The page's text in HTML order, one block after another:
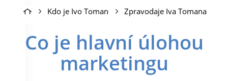
Kdo je Ivo Toman Zpravodaje Iva Tomana
Co je hlavní úlohou
marketingu